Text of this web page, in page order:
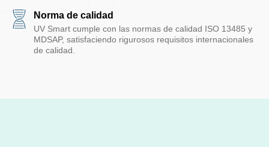
Norma de calidad
UV Smart cumple con las normas de calidad ISO 13485 y
MDSAP, satisfaciendo rigurosos requisitos internacionales
de calidad.